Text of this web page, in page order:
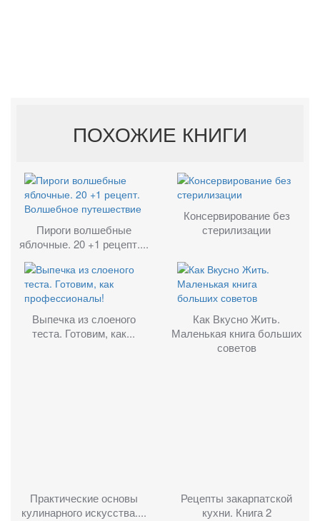
ПОХОЖИЕ КНИГИ
Пироги волшебные
яблочные. 20 +1 рецепт....
Консервирование без
стерилизации
Выпечка из слоеного
теста. Готовим, как...
Как Вкусно Жить.
Маленькая книга больших
советов
Практические основы
кулинарного искусства....
Рецепты закарпатской
кухни. Книга 2